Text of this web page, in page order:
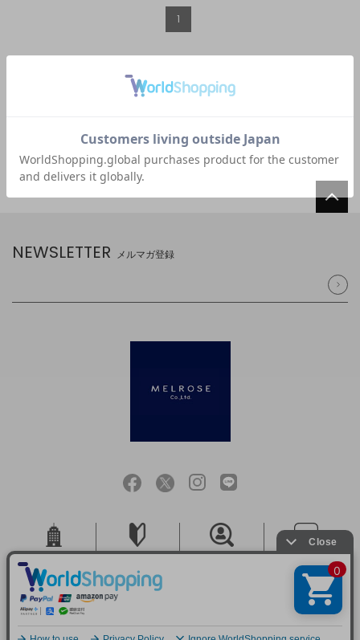
1
NEWSLETTER メルマガ登録
会社概要 お問い合せ
ご利用規約 特定商取引法に基づく表記